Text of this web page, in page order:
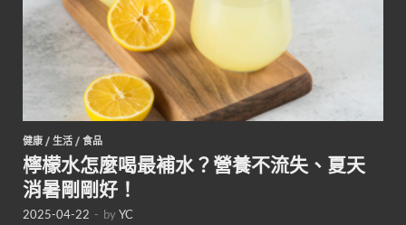
健康 / 生活 / 食品
檸檬水怎麼喝最補水？營養不流失、夏天
消暑剛剛好！
2025-04-22 - byYC